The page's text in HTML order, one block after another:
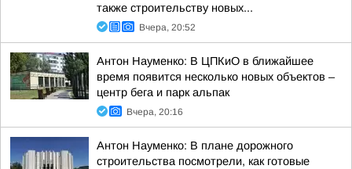
также строительству новых...
Вчера, 20:52
Антон Науменко: В ЦПКиО в ближайшее
время появится несколько новых объектов –
центр бега и парк альпак
Вчера, 20:16
Антон Науменко: В плане дорожного
строительства посмотрели, как готовые